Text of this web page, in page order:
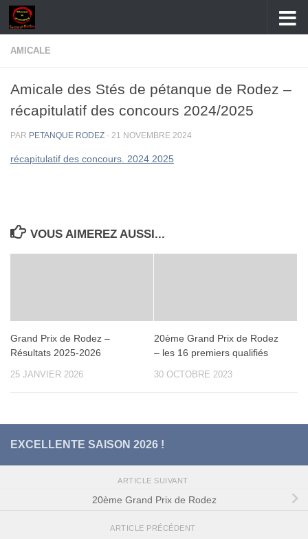
Skip to content
AMICALE
Amicale des Stés de pétanque de Rodez –
récapitulatif des concours 2024/2025
PAR PETANQUE RODEZ · 21 NOVEMBRE 2024
récapitulatif des concours. 2024 2025
VOUS AIMEREZ AUSSI...
Grand Prix de Rodez –
Résultats 2025-2026
25 JANVIER 2026
20ème Grand Prix de Rodez
– les 16 premiers qualifiés
30 OCTOBRE 2023
EXCELLENTE SAISON 2026 !
ARTICLE SUIVANT
20ème Grand Prix de Rodez
ARTICLE PRÉCÉDENT